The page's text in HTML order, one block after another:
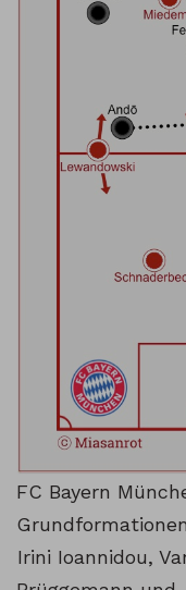
FC Bayern
Grundformationen
Irini Ioannidou,